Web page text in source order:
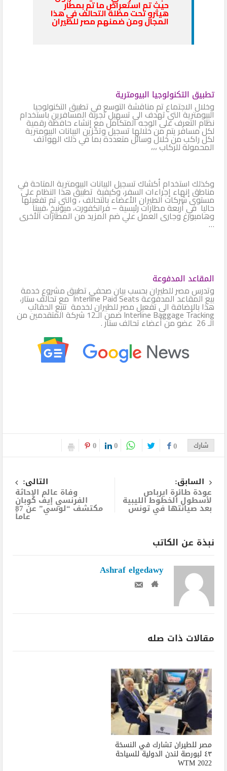
حيث تم استعراض ما تم بمطار
هيثرو تحت مظلة التحالف في هذا
المجال ومن ضمنهم مصر للطيران
تطبيق التكنولوجيا البيومترية
وخلال الاجتماع تم مناقشة التوسع في تطبيق التكنولوجيا
البيومترية التي تهدف الى تسهيل تجربة المسافرين باستخدام
نظام التعرف على الوجه المتكامل مع إنشاء حافظة رقمية
لكل مسافر يتم من خلالها تسجيل وتخزين البيانات البيومترية
لكل راكب من خلال وسائل متعددة بما في ذلك الهواتف
المحمولة للركاب ،،،
وكذلك استخدام أكشاك تسجيل البيانات البيومترية المتاحة في
مناطق إنهاء إجراءات السفر، وكيفية تطبيق هذا النظام على
مستوى شركات الطيران الأعضاء بالتحالف ، والتي تم تفعيلها
حاليا في أربعة مطارات رئيسية – فرانكفورت، ميونيخ ،فيينا
وهامبورغ وجارى العمل علي ضم المزيد من المطارات الأخرى
…
المقاعد المدفوعة
وتدرس مصر للطيران بحسب بيان صحفي تطبيق مشروع خدمة
بيع المقاعد المدفوعة Interline Paid Seats مع تحالف ستار،
هذا بالإضافة الى تفعيل مصر للطيران لخدمة تتبع الحقائب
Interline Baggage Tracking ضمن الـ12 شركة المتقدمين من
الـ 26 عضو من أعضاء تحالف ستار .
شارك 0
0
0
السابق:
عودة طائرة ايرباص
لأسطول الخطوط الليبية
بعد صيانتها في تونس
التالى:
وفاة عالم الإحاثة
الفرنسي إيف كوبان
مكتشف “لوسي” عن 87
عاماً
نبذة عن الكاتب
Ashraf elgedawy
مقالات ذات صله
مصر للطيران تشارك في النسخة
٤٣ لبورصة لندن الدولية للسياحة
WTM 2022